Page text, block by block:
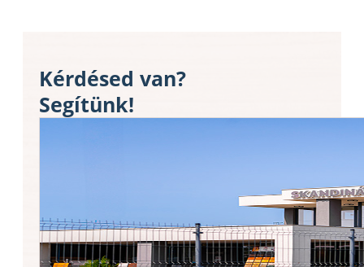
Kérdésed van?
Segítünk!